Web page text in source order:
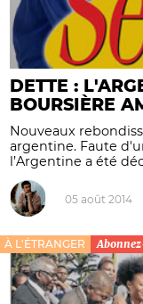
DETTE :
BOURSIÈRE
Nouveaux
argentine. Faute
l’Argentine a été
05 août 2014
À L'ÉTRANGER